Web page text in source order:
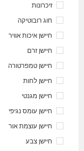
זיכרונות
חוג רובוטיקה
חיישן איכות אוויר
חיישן זרם
חיישן טמפרטורה
חיישן לחות
חיישן מגנטי
חיישן עומס נגיפי
חיישן עוצמת אור
חיישן צבע